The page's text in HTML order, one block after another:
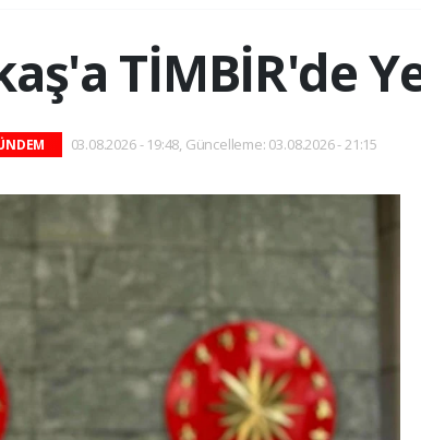
TİMBİR'de
03.08.2026 - 19:48, Güncelleme: 03.08.2026 - 21:15